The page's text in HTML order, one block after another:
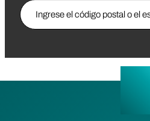
Ingrese el código postal o el